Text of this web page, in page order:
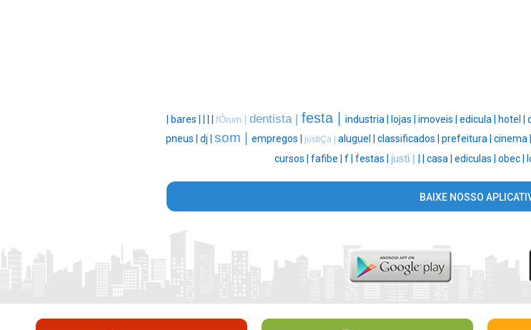
bares | fÓrum | dentista | festa | industria | lojas | imoveis | edicula | hotel |
pneus | dj | som | empregos | justiÇa | aluguel | classificados | prefeitura | cinema |
cursos | fafibe | f | festas | justi | casa | ediculas | obec |
BAIXE NOSSO